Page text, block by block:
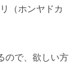
（ホンヤドカ
ので、欲しい方